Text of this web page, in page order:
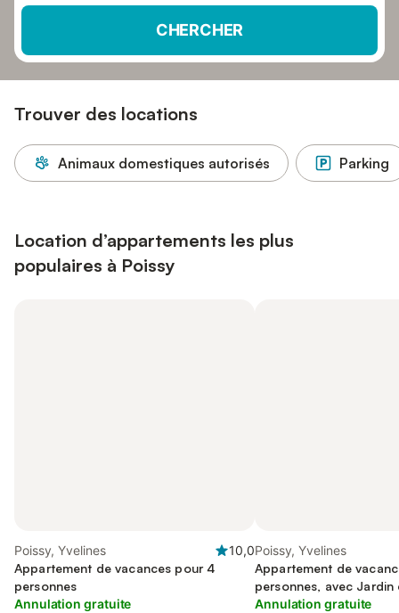
CHERCHER
Trouver des locations
Animaux domestiques autorisés Parking
Location d’appartements les plus
populaires à Poissy
Poissy, Yvelines
10,0
Appartement de vacances pour 4
personnes
Annulation gratuite
Poissy, Yvelines
Appartement de
personnes, avec Jardin
Annulation gratuite